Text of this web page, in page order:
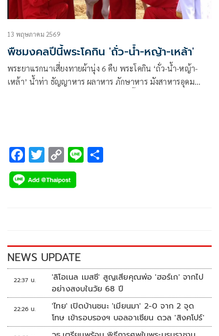
13 พฤษภาคม 2569
พืชมงคลปีนี้พระโคกิน 'ถั่ว-น้ำ-หญ้า-เหล้า'
พระยาแรกนาเสี่ยงทายผ้านุ่ง 6 คืบ พระโคกิน ‘ถั่ว-น้ำ-หญ้า-
เหล้า’ น้ำท่า ธัญญาหาร ผลาหาร ภักษาหาร มังสาหารอุดม
F
ac
e
k
T
wi
tt
C
o
p
k
Li
NEWS UPDATE
22:37 น.
'ลิโอเนล เมสซี' สูญเสียคุณพ่อ 'ฮอร์เก' จากไป
อย่างสงบในวัย 68 ปี
22:26 น.
'ไทย' เปิดบ้านชนะ 'เมียนมา' 2-0 จาก 2 จุด
โทษ เข้ารอบรองฯ บอลอาเซียน ดวล 'สิงคโปร์'